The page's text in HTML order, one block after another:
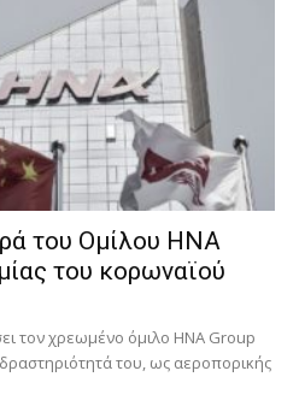
του Ομίλου HNA
του κορωναϊού
τον χρεωμένο όμιλο HNA Group
του, ως αεροπορικής